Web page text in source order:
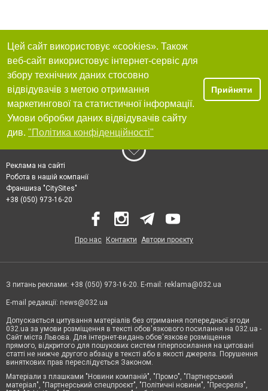
Цей сайт використовує «cookies». Також
веб-сайт використовує інтернет-сервіс для
збору технічних даних стосовно
відвідувачів з метою отримання
маркетингової та статистичної інформації.
Умови обробки даних відвідувачів сайту
див. "Політика конфіденційності"
Прийняти
Реклама на сайті
Робота в нашій компанії
Франшиза "CitySites"
+38 (050) 973-16-20
Про нас Контакти Автори проєкту
З питань реклами: +38 (050) 973-16-20. E-mail: reklama@032.ua
E-mail редакції: news@032.ua
Допускається цитування матеріалів без отримання попередньої згоди
032.ua за умови розміщення в тексті обов'язкового посилання на 032.ua -
Сайт міста Львова. Для інтернет-видань обов'язкове розміщення
прямого, відкритого для пошукових систем гіперпосилання на цитовані
статті не нижче другого абзацу в тексті або в якості джерела. Порушення
виняткових прав переслідується Законом.
Матеріали з плашками "Новини компаній", "Промо", "Партнерський
матеріал", "Партнерський спецпроєкт", "Політичні новини", "Пресреліз",